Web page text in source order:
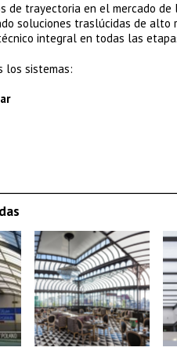
de trayectoria en el mercado
soluciones traslúcidas de
integral en todas las
los sistemas: